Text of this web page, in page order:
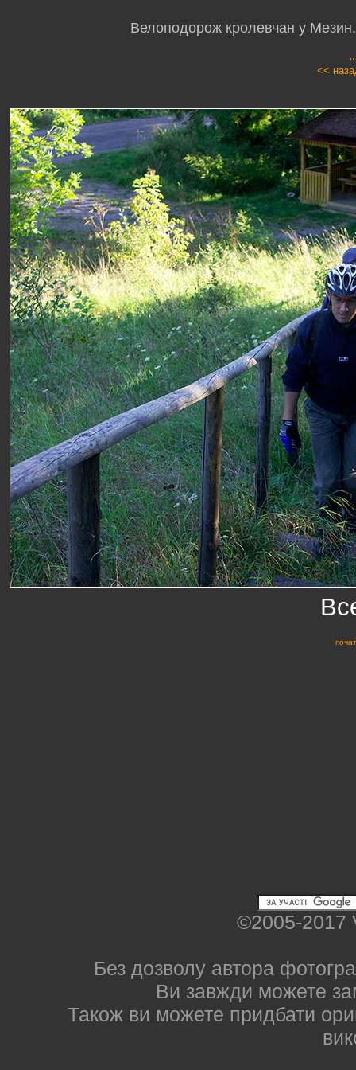
Велоподорож кролевчан у Мезин.
<<
©2005-2017
Без дозволу автора
Ви завжди можете
Також ви можете придбати